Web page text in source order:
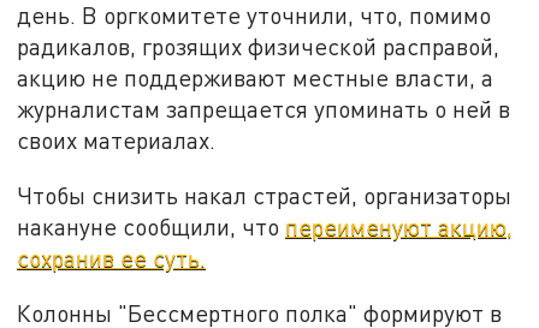
день. В оргкомитете уточнили, что, помимо
радикалов, грозящих физической расправой,
акцию не поддерживают местные власти, а
журналистам запрещается упоминать о ней в
своих материалах.
Чтобы снизить накал страстей, организаторы
накануне сообщили, что переименуют акцию,
сохранив ее суть.
Колонны "Бессмертного полка" формируют в